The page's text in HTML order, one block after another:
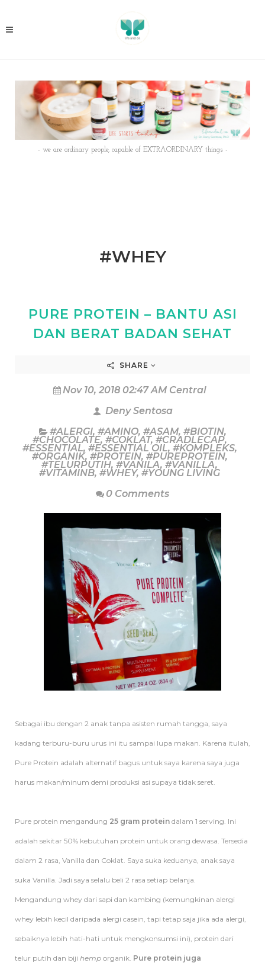
- we are ordinary people, capable of EXTRAORDINARY things -
#WHEY
PURE PROTEIN – BANTU ASI
DAN BERAT BADAN SEHAT
SHARE
Nov 10, 2018 02:47 AM Central
Deny Sentosa
#ALERGI, #AMINO, #ASAM, #BIOTIN,
#CHOCOLATE, #COKLAT, #CRADLECAP,
#ESSENTIAL, #ESSENTIAL OIL, #KOMPLEKS,
#ORGANIK, #PROTEIN, #PUREPROTEIN,
#TELURPUTIH, #VANILA, #VANILLA,
#VITAMINB, #WHEY, #YOUNG LIVING
0 Comments
Sebagai ibu dengan 2 anak tanpa asisten rumah tangga, saya
kadang terburu-buru urus ini itu sampai lupa makan. Karena itulah,
Pure Protein adalah alternatif bagus untuk saya karena saya juga
harus makan/minum demi produksi asi supaya tidak seret.
Pure protein mengandung 25 gram protein dalam 1 serving. Ini
adalah sekitar 50% kebutuhan protein untuk orang dewasa. Tersedia
dalam 2 rasa, Vanilla dan Coklat. Saya suka keduanya, anak saya
suka Vanilla. Jadi saya selalu beli 2 rasa setiap belanja.
Mengandung whey dari sapi dan kambing (kemungkinan alergi
whey lebih kecil daripada alergi casein, tapi tetap saja jika ada alergi,
sebaiknya lebih hati-hati untuk mengkonsumsi ini), protein dari
telur putih dan biji hemp organik. Pure protein juga